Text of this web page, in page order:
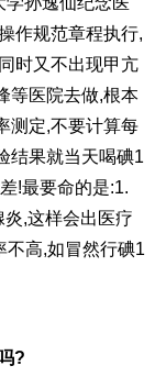
作规范章程执行,
时又不出现甲亢
等医院去做,根本
测定,不要计算每
结果就当天喝碘1
!最要命的是:1.
,这样会出医疗
不高,如冒然行碘1
?